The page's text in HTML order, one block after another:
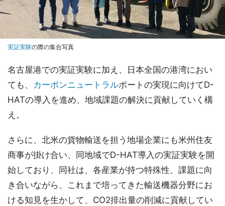
実証実験の際の集合写真
名古屋港での実証実験に加え、日本全国の港湾におい
ても、 カーボンニュートラルポートの実現に向けてD-
HATの導入を進め、地域課題の解決に貢献していく構
え。
さらに、北米の貨物輸送を担う地場企業にも米州住友
商事が掛け合い、同地域でD-HAT導入の実証実験を開
始しており、同社は、各産業が持つ特殊性、課題に向
き合いながら、これまで培ってきた輸送機器分野にお
ける知見を生かして、CO2排出量の削減に貢献してい